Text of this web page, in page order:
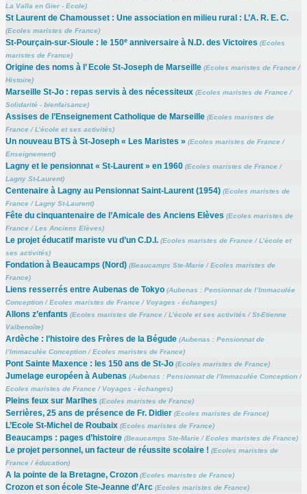
La Valla en Gier - Ecole)
St Laurent de Chamousset : Une association en milieu rural : L’A. R. E. C.
(Ecoles maristes de France)
St-Pourçain-sur-Sioule : le 150eanniversaire à N.D. des Victoires (Ecoles
maristes de France)
Origine des noms à l’ Ecole St-Joseph de Marseille (Ecoles maristes de France/
Histoire)
Marseille St-Jo : repas servis à des nécessiteux (Ecoles maristes de France/
Solidarité - bienfaisance)
Assises de l’Enseignement Catholique de Marseille (Ecoles maristes de
France/L’école et ses activités)
Un nouveau BTS à St-Joseph « Les Maristes » (Ecoles maristes de France/
Enseignement)
Lagny et le pensionnat « St-Laurent » en 1960 (Ecoles maristes de France/
Lagny St-Laurent)
Centenaire à Lagny au Pensionnat Saint-Laurent (1954) (Ecoles maristes de
France/Lagny St-Laurent)
Fête du cinquantenaire de l’Amicale des Anciens Elèves (Ecoles maristes de
France/Les Anciens Elèves)
Le projet éducatif mariste vu d’un C.D.I. (Ecoles maristes de France/L’école et
ses activités)
Fondation à Beaucamps (Nord) (Beaucamps Ste-Marie/Ecoles maristes de
France)
Liens resserrés entre Aubenas de Tokyo (Aubenas : Pensionnat de l’Immaculée
Conception/Ecoles maristes de France/ Voyages - échanges)
Allons z’enfants (Ecoles maristes de France/L’école et ses activités /St-Etienne
Valbenoîte)
Ardèche : l’histoire des Frères de la Bégude (Aubenas : Pensionnat de
l’Immaculée Conception/Ecoles maristes de France)
Pont Sainte Maxence : les 150 ans de St-Jo (Ecoles maristes de France)
Jumelage européen à Aubenas (Aubenas : Pensionnat de l’Immaculée Conception/
Ecoles maristes de France/ Voyages - échanges)
Pleins feux sur Marlhes (Ecoles maristes de France)
Serrières, 25 ans de présence de Fr. Didier (Ecoles maristes de France)
L’Ecole St-Michel de Roubaix (Ecoles maristes de France)
Beaucamps : pages d’histoire (Beaucamps Ste-Marie/Ecoles maristes de France)
Le projet personnel, un facteur de réussite scolaire ! (Ecoles maristes de
France/éducation)
A la pointe de la Bretagne, Crozon (Ecoles maristes de France)
Crozon et son école Ste-Jeanne d’Arc (Ecoles maristes de France)